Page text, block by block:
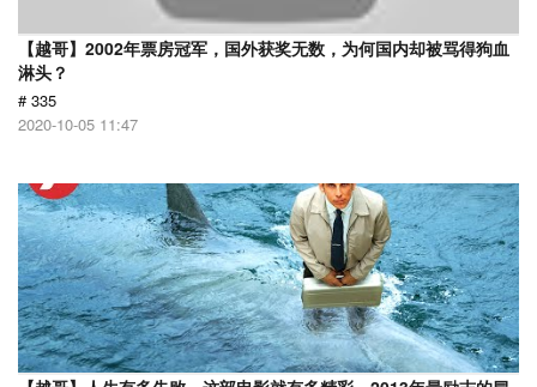
【越哥】2002年票房冠军，国外获奖无数，为何国内却被骂得狗血
淋头？
# 335
2020-10-05 11:47